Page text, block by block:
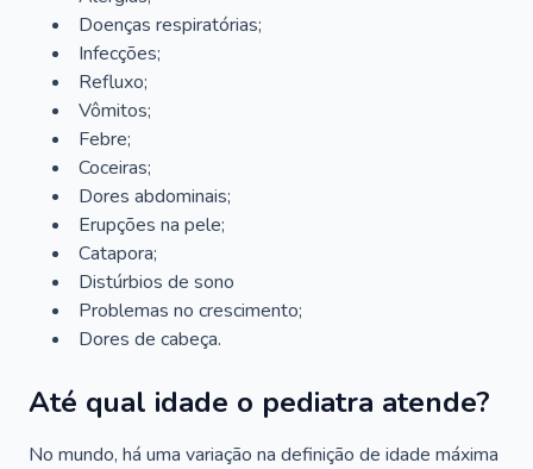
Doenças respiratórias;
Infecções;
Refluxo;
Vômitos;
Febre;
Coceiras;
Dores abdominais;
Erupções na pele;
Catapora;
Distúrbios de sono
Problemas no crescimento;
Dores de cabeça.
Até qual idade o pediatra atende?
No mundo, há uma variação na definição de idade máxima